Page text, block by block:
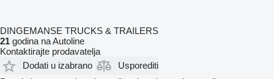
DINGEMANSE TRUCKS & TRAILERS
21 godina na Autoline
Kontaktirajte prodavatelja
Dodati u izabrano
Usporediti